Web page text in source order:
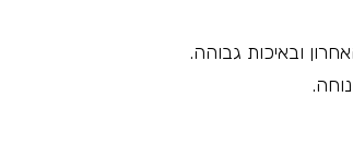
ובאיכות גבוהה.